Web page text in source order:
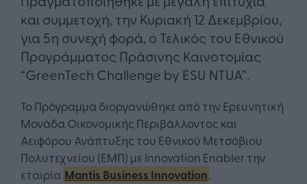
και συμμετοχή, την Κυριακή 12 Δεκεμβρίου,
για 5η συνεχή φορά, ο Τελικός του Εθνικού
Προγράμματος Πράσινης Καινοτομίας
“GreenTech Challenge by ESU NTUA”.
Το Πρόγραμμα διοργανώθηκε από την Ερευνητική
Μονάδα Οικονομικής Περιβάλλοντος και
Αειφόρου Ανάπτυξης του Εθνικού Μετσόβιου
Πολυτεχνείου (EΜΠ) με Innovation Enabler την
εταιρία Mantis Business Innovation.